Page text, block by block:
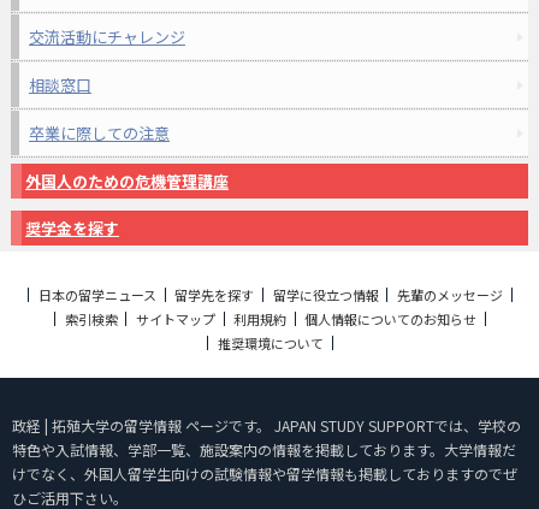
交流活動にチャレンジ
相談窓口
卒業に際しての注意
外国人のための危機管理講座
奨学金を探す
日本の留学ニュース 留学先を探す 留学に役立つ情報
先輩のメッセージ
索引検索
サイトマップ 利用規約
個人情報についてのお知らせ
推奨環境について
政経 | 拓殖大学の留学情報 ページです。 JAPAN STUDY SUPPORTでは、学校の
特色や入試情報、学部一覧、施設案内の情報を掲載しております。大学情報だ
けでなく、外国人留学生向けの試験情報や留学情報も掲載しておりますのでぜ
ひご活用下さい。